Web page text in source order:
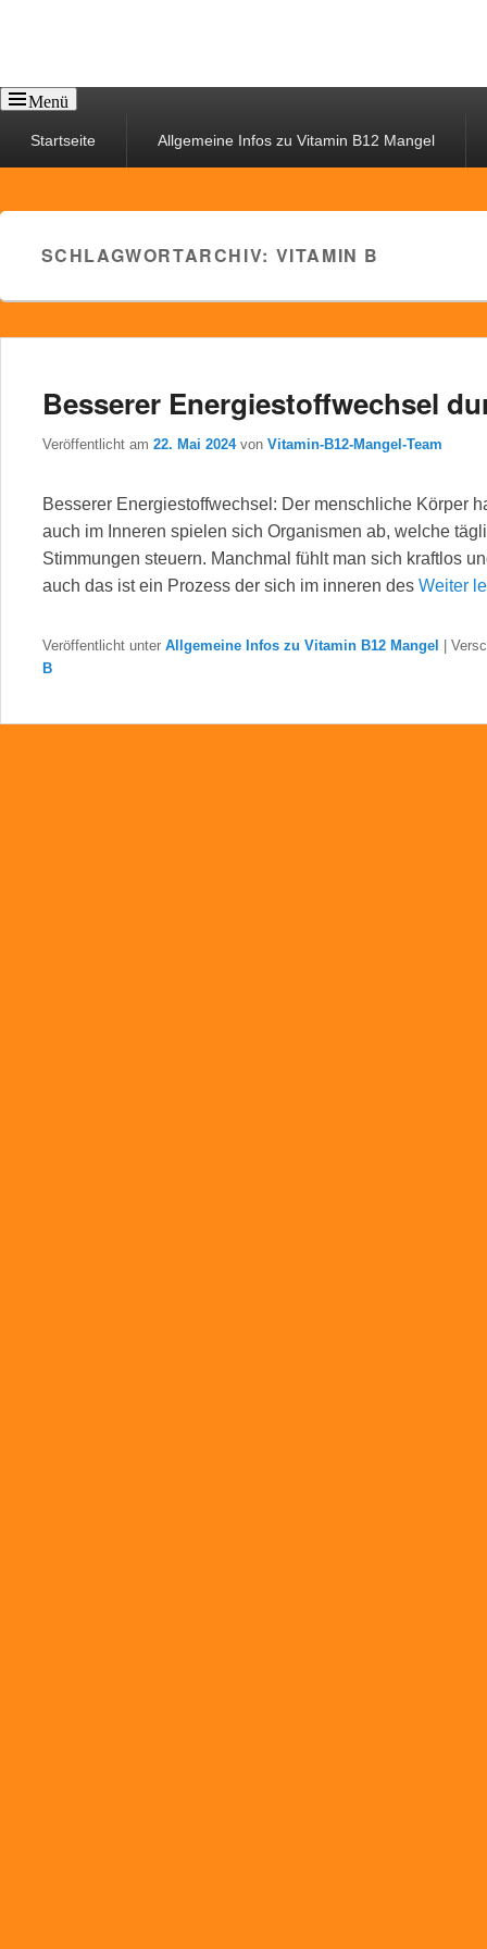
Menü
MenüStartseite Allgemeine Infos zu Vitamin B12 Mangel
SCHLAGWORTARCHIV: VITAMIN B
Besserer Energiestoffwechsel
Veröffentlicht am 22. Mai 2024 von Vitamin-B12-Mangel-Team
Besserer Energiestoffwechsel: Der menschliche Körper
auch im Inneren spielen sich Organismen ab, welche
Stimmungen steuern. Manchmal fühlt man sich kraftlos
auch das ist ein Prozess der sich im inneren des Weiter
Veröffentlicht unter Allgemeine Infos zu Vitamin B12 Mangel
B